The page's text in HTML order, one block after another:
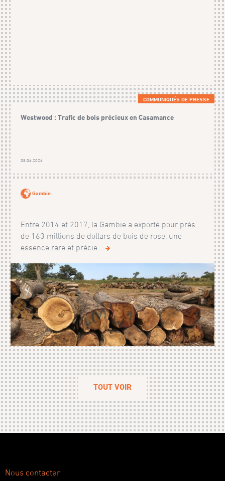
COMMUNIQUÉS DE PRESSE
Westwood : Trafic de bois précieux en Casamance
08.06.2026
Gambie
Entre 2014 et 2017, la Gambie a exporté pour près
de 163 millions de dollars de bois de rose, une
essence rare et précie...
TOUT VOIR
Nous contacter